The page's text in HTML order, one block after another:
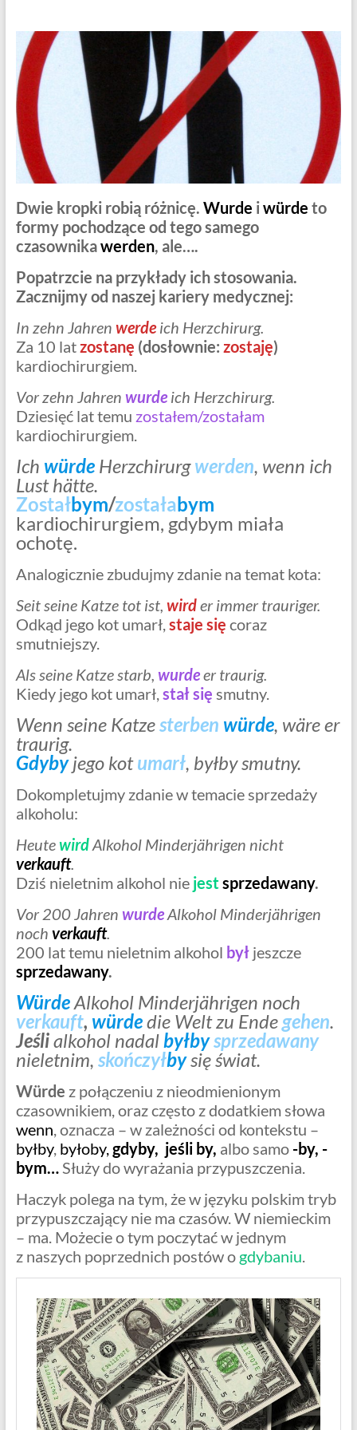
Niemieckiego
Dwie kropki robią różnicę. Wurde iwürde to
formy pochodzące od tego samego
czasownikawerden, ale….
Popatrzcie na przykłady ich stosowania.
Zacznijmy od naszej kariery medycznej:
In zehn Jahren werde ich Herzchirurg.
Za 10 latzostanę (dosłownie: zostaję)
kardiochirurgiem.
Vor zehn Jahren wurdeich Herzchirurg.
Dziesięć lat temu zostałem/zostałam
kardiochirurgiem.
Ich würdeHerzchirurgwerden, wenn ich
Lust hätte.
Zostałbym/zostałabym
kardiochirurgiem, gdybym miała
ochotę.
Analogicznie zbudujmy zdanie na temat kota:
Seit seine Katze tot ist, wirder immer trauriger.
Odkąd jego kot umarł,staje się coraz
smutniejszy.
Als seine Katze starb, wurdeer traurig.
Kiedy jego kot umarł,stał się smutny.
Wenn seine Katzesterben würde, wäre er
traurig.
Gdybyjego kotumarł, byłby smutny.
Dokompletujmy zdanie w temacie sprzedaży
alkoholu:
HeutewirdAlkohol Minderjährigen nicht
verkauft.
Dziś nieletnim alkohol nie jestsprzedawany.
Vor 200 Jahren wurdeAlkohol Minderjährigen
noch verkauft.
200 lat temu nieletnim alkohol był jeszcze
sprzedawany.
WürdeAlkohol Minderjährigen noch
verkauft, würdedie Welt zu Endegehen.
Jeślialkohol nadalbyłbysprzedawany
nieletnim, skończyłbysię świat.
Würde z połączeniu z nieodmienionym
czasownikiem, oraz często z dodatkiem słowa
wenn, oznacza – w zależności od kontekstu –
byłby, byłoby,gdyby, jeśli by, albo samo-by, -
bym…Służy do wyrażania przypuszczenia.
Haczyk polega na tym, że w języku polskim tryb
przypuszczający nie ma czasów. W niemieckim
– ma. Możecie o tym poczytać w jednym
z naszych poprzednich postów o gdybaniu.